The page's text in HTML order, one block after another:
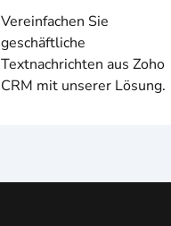
Vereinfachen Sie
geschäftliche
Textnachrichten aus Zoho
CRM mit unserer Lösung.